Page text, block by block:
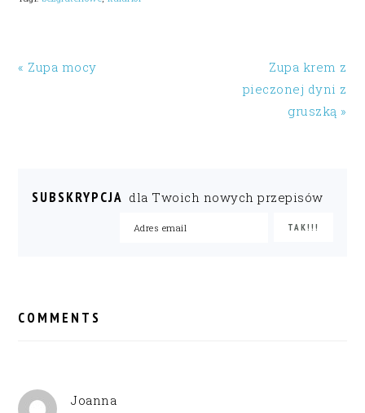
« Zupa mocy
Zupa krem z
pieczonej dyni z
gruszką »
SUBSKRYPCJA dla Twoich nowych przepisów
INTERACTIONS
COMMENTS
Joanna